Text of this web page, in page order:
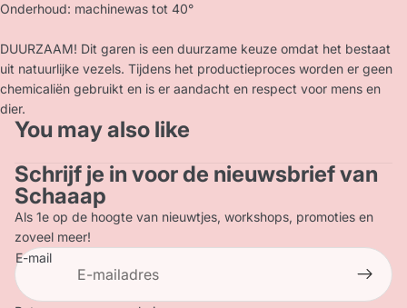
Onderhoud: machinewas tot 40°
DUURZAAM! Dit garen is een duurzame keuze omdat het bestaat
uit natuurlijke vezels. Tijdens het productieproces worden er geen
chemicaliën gebruikt en is er aandacht en respect voor mens en
dier.
You may also like
Schrijf je in voor de nieuwsbrief van
Schaaap
Als 1e op de hoogte van nieuwtjes, workshops, promoties en
zoveel meer!
E-mail
Privacybeleid
Terugbetalingsbeleid
Contactgegevens
Algemene voorwaarden